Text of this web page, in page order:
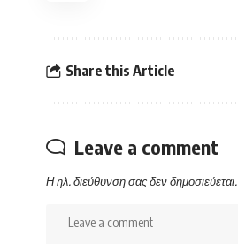
Share this Article
Leave a comment
Η ηλ. διεύθυνση σας δεν δημοσιεύεται.